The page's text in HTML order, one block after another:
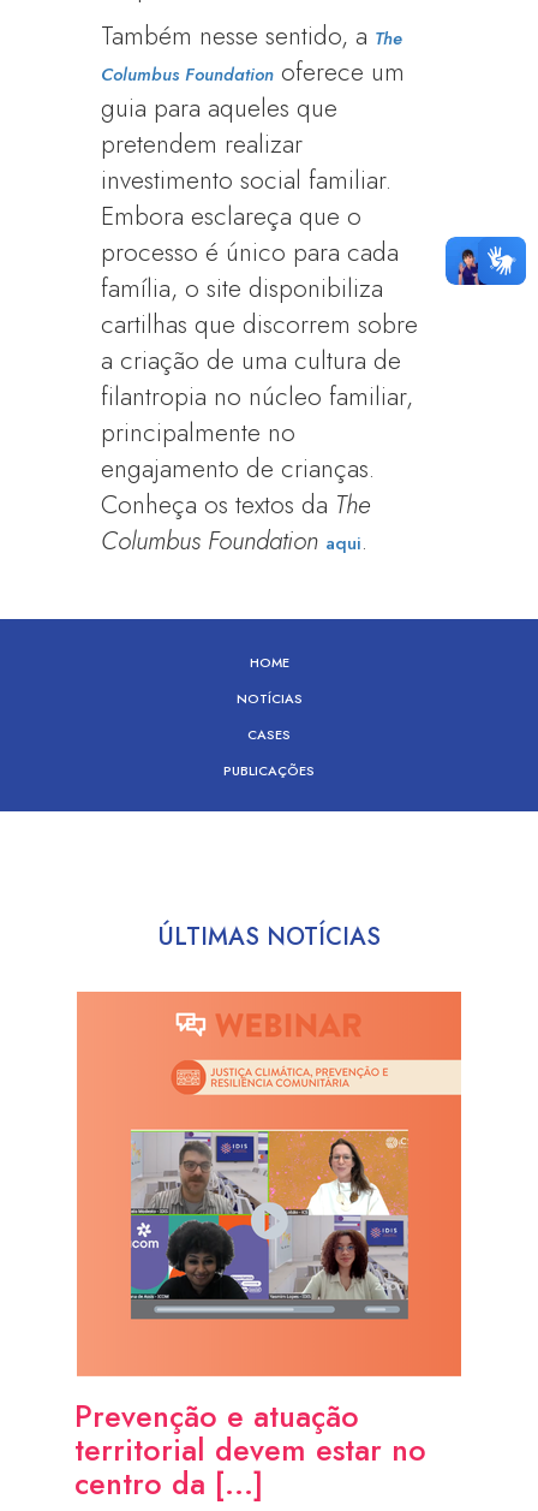
Também nesse sentido, a The
Columbus Foundation oferece um
guia para aqueles que
pretendem realizar
investimento social familiar.
Embora esclareça que o
processo é único para cada
família, o site disponibiliza
cartilhas que discorrem sobre
a criação de uma cultura de
filantropia no núcleo familiar,
principalmente no
engajamento de crianças.
Conheça os textos da The
Columbus Foundation aqui.
HOME
NOTÍCIAS
CASES
PUBLICAÇÕES
ÚLTIMAS NOTÍCIAS
Prevenção e atuação
territorial devem estar no
centro da [...]